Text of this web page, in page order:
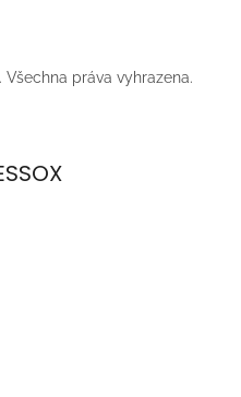
. Všechna práva vyhrazena.